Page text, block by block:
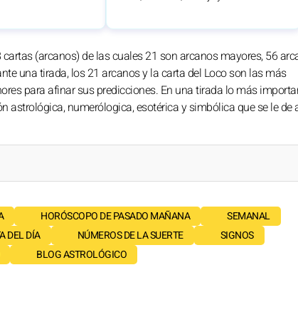
(arcanos) de las cuales 21 son arcanos mayores, 56
una tirada, los 21 arcanos y la carta del Loco son las más
para afinar sus predicciones. En una tirada lo más
astrológica, numerólogica, esotérica y simbólica que se le de
HORÓSCOPO DE PASADO MAÑANA
SEMANAL
DEL DÍA NÚMEROS DE LA SUERTE
SIGNOS
BLOG ASTROLÓGICO